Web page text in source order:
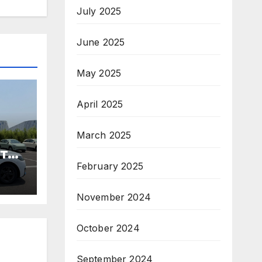
July 2025
June 2025
May 2025
April 2025
March 2025
February 2025
November 2024
October 2024
September 2024